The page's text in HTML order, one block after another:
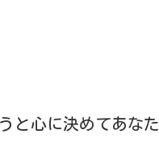
と心に決めてあなた